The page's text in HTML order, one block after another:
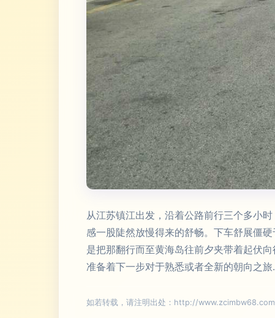
从江苏镇江出发，沿着公路前行三个多小
感一股陡然放慢得来的舒畅。下车舒展僵
是把那翻行而至黄海岛往前夕夹带着起伏
准备着下一步对于熟悉或者全新的朝向之旅
如若转载，请注明出处：http://